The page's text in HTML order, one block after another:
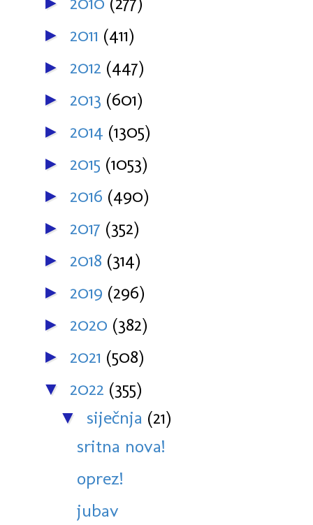
► 2011 (411)
► 2012 (447)
► 2013 (601)
► 2014 (1305)
► 2015 (1053)
► 2016 (490)
► 2017 (352)
► 2018 (314)
► 2019 (296)
► 2020 (382)
► 2021 (508)
▼ 2022 (355)
▼ siječnja (21)
sritna nova!
oprez!
jubav